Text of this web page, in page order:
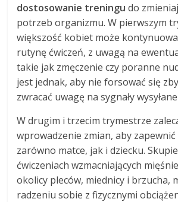
dostosowanie treningu do
potrzeb organizmu. W pierwszym
większość kobiet może
rutynę ćwiczeń, z uwagą na
takie jak zmęczenie czy poranne
jest jednak, aby nie forsować się
zwracać uwagę na sygnały
W drugim i trzecim trymestrze
wprowadzenie zmian, aby
zarówno matce, jak i dziecku.
ćwiczeniach wzmacniających
okolicy pleców, miednicy i brzucha,
radzeniu sobie z fizycznymi